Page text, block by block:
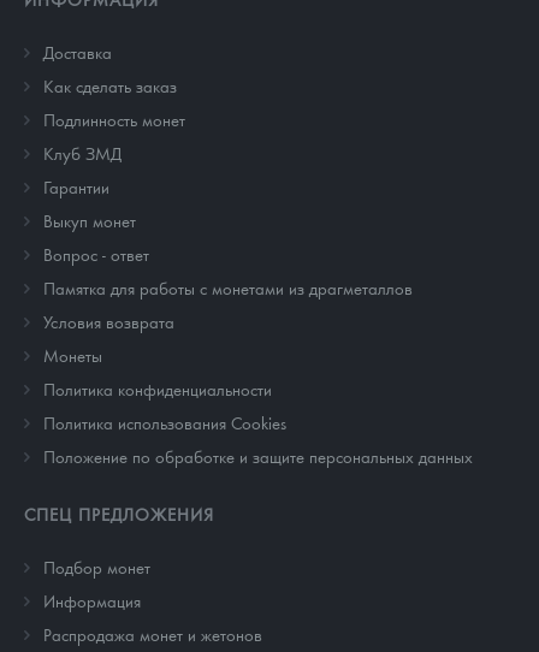
Доставка
Как сделать заказ
Подлинность монет
Клуб ЗМД
Гарантии
Выкуп монет
Вопрос - ответ
Памятка для работы с монетами из драгметаллов
Условия возврата
Монеты
Политика конфиденциальности
Политика использования Cookies
Положение по обработке и защите персональных данных
СПЕЦ ПРЕДЛОЖЕНИЯ
Подбор монет
Информация
Распродажа монет и жетонов